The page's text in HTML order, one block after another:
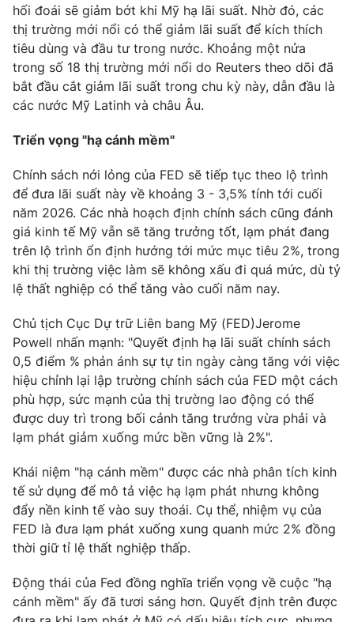
thuận bằng văn bản. Ghi rõ nguồn VTV.vn khi phát hành lại
thông tin từ website này.
hối đoái sẽ giảm bớt khi Mỹ hạ lãi suất. Nhờ đó, các
thị trường mới nổi có thể giảm lãi suất để kích thích
tiêu dùng và đầu tư trong nước. Khoảng một nửa
trong số 18 thị trường mới nổi do Reuters theo dõi đã
bắt đầu cắt giảm lãi suất trong chu kỳ này, dẫn đầu là
các nước Mỹ Latinh và châu Âu.
Triển vọng "hạ cánh mềm"
Chính sách nới lỏng của FED sẽ tiếp tục theo lộ trình
để đưa lãi suất này về khoảng 3 - 3,5% tính tới cuối
năm 2026. Các nhà hoạch định chính sách cũng đánh
giá kinh tế Mỹ vẫn sẽ tăng trưởng tốt, lạm phát đang
trên lộ trình ổn định hướng tới mức mục tiêu 2%, trong
khi thị trường việc làm sẽ không xấu đi quá mức, dù tỷ
lệ thất nghiệp có thể tăng vào cuối năm nay.
Chủ tịch Cục Dự trữ Liên bang Mỹ (FED)Jerome
Powell nhấn mạnh: "Quyết định hạ lãi suất chính sách
0,5 điểm % phản ánh sự tự tin ngày càng tăng với việc
hiệu chỉnh lại lập trường chính sách của FED một cách
phù hợp, sức mạnh của thị trường lao động có thể
được duy trì trong bối cảnh tăng trưởng vừa phải và
lạm phát giảm xuống mức bền vững là 2%".
Khái niệm "hạ cánh mềm" được các nhà phân tích kinh
tế sử dụng để mô tả việc hạ lạm phát nhưng không
đẩy nền kinh tế vào suy thoái. Cụ thể, nhiệm vụ của
FED là đưa lạm phát xuống xung quanh mức 2% đồng
thời giữ tỉ lệ thất nghiệp thấp.
Động thái của Fed đồng nghĩa triển vọng về cuộc "hạ
cánh mềm" ấy đã tươi sáng hơn. Quyết định trên được